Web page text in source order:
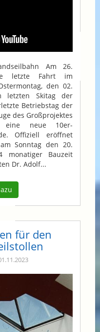
Am 26.
letzte Fahrt im
den 02.
letzten Skitag der
Betriebstag der
des Großprojektes
eine neue 10er-
Offiziell eröffnet
Sonntag den 20.
monatiger Bauzeit
Dr. Adolf...
für den